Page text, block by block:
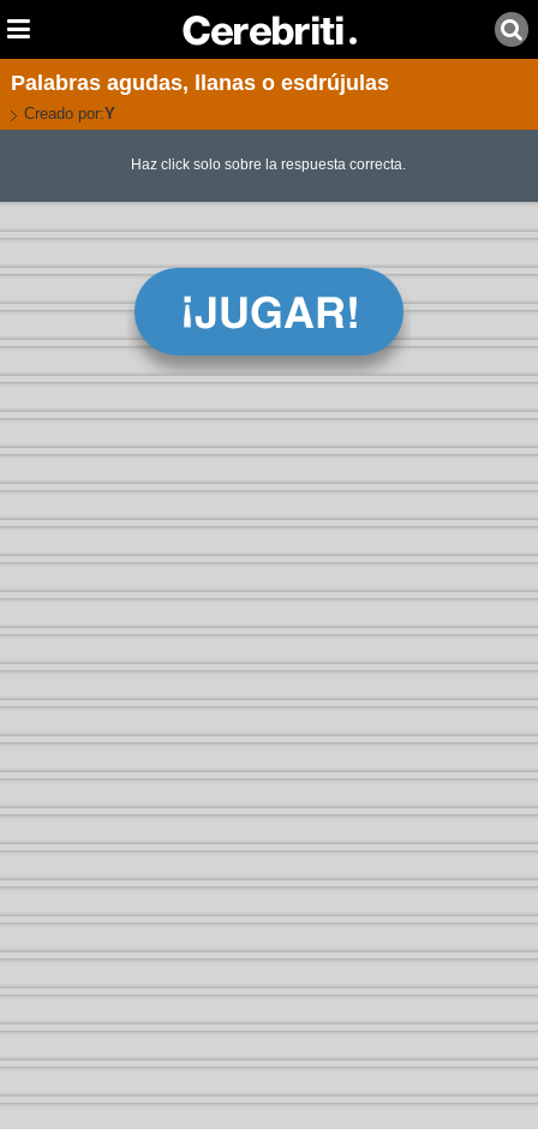
Palabras agudas, llanas o esdrújulas
Creado por:Y
Haz click solo sobre la respuesta correcta.